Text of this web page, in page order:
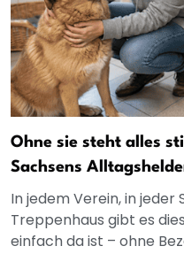
Ohne sie steht alles
Sachsens
In jedem Verein, in jeder
Treppenhaus gibt es
einfach da ist – ohne